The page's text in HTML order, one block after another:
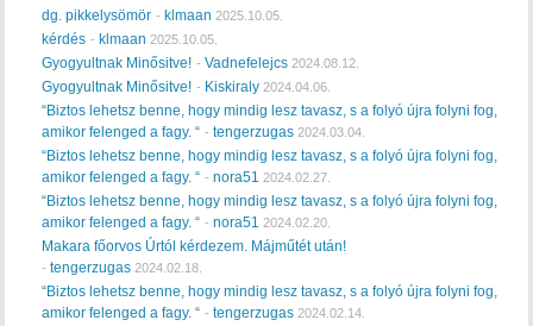
dg. pikkelysömör - klmaan 2025.10.05.
kérdés - klmaan 2025.10.05.
Gyogyultnak Minősitve! -Vadnefelejcs 2024.08.12.
Gyogyultnak Minősitve! - Kiskiraly 2024.04.06.
“Biztos lehetsz benne, hogy mindig lesz tavasz, s a folyó újra folyni fog,
amikor felenged a fagy. “ -tengerzugas 2024.03.04.
“Biztos lehetsz benne, hogy mindig lesz tavasz, s a folyó újra folyni fog,
amikor felenged a fagy. “ -nora51 2024.02.27.
“Biztos lehetsz benne, hogy mindig lesz tavasz, s a folyó újra folyni fog,
amikor felenged a fagy. “ -nora51 2024.02.20.
Makara főorvos Úrtól kérdezem. Májműtét után!
-tengerzugas 2024.02.18.
“Biztos lehetsz benne, hogy mindig lesz tavasz, s a folyó újra folyni fog,
amikor felenged a fagy. “ -tengerzugas 2024.02.14.